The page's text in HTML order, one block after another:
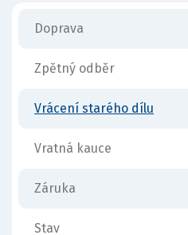
Doprava
Zpětný odběr
Vrácení starého dílu
Vratná kauce
Záruka
Stav